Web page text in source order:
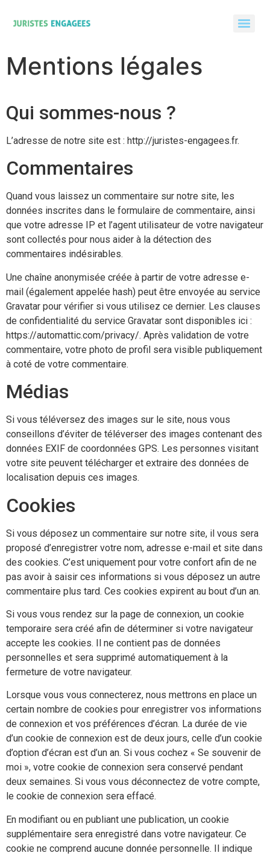
Mentions légales
Qui sommes-nous ?
L’adresse de notre site est : http://juristes-engagees.fr.
Commentaires
Quand vous laissez un commentaire sur notre site, les
données inscrites dans le formulaire de commentaire, ainsi
que votre adresse IP et l’agent utilisateur de votre navigateur
sont collectés pour nous aider à la détection des
commentaires indésirables.
Une chaîne anonymisée créée à partir de votre adresse e-
mail (également appelée hash) peut être envoyée au service
Gravatar pour vérifier si vous utilisez ce dernier. Les clauses
de confidentialité du service Gravatar sont disponibles ici :
https://automattic.com/privacy/. Après validation de votre
commentaire, votre photo de profil sera visible publiquement
à coté de votre commentaire.
Médias
Si vous téléversez des images sur le site, nous vous
conseillons d’éviter de téléverser des images contenant des
données EXIF de coordonnées GPS. Les personnes visitant
votre site peuvent télécharger et extraire des données de
localisation depuis ces images.
Cookies
Si vous déposez un commentaire sur notre site, il vous sera
proposé d’enregistrer votre nom, adresse e-mail et site dans
des cookies. C’est uniquement pour votre confort afin de ne
pas avoir à saisir ces informations si vous déposez un autre
commentaire plus tard. Ces cookies expirent au bout d’un an.
Si vous vous rendez sur la page de connexion, un cookie
temporaire sera créé afin de déterminer si votre navigateur
accepte les cookies. Il ne contient pas de données
personnelles et sera supprimé automatiquement à la
fermeture de votre navigateur.
Lorsque vous vous connecterez, nous mettrons en place un
certain nombre de cookies pour enregistrer vos informations
de connexion et vos préférences d’écran. La durée de vie
d’un cookie de connexion est de deux jours, celle d’un cookie
d’option d’écran est d’un an. Si vous cochez « Se souvenir de
moi », votre cookie de connexion sera conservé pendant
deux semaines. Si vous vous déconnectez de votre compte,
le cookie de connexion sera effacé.
En modifiant ou en publiant une publication, un cookie
supplémentaire sera enregistré dans votre navigateur. Ce
cookie ne comprend aucune donnée personnelle. Il indique